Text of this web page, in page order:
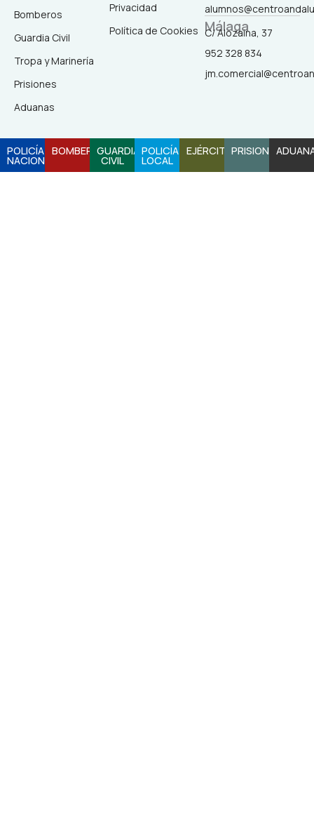
- m
Bomberos
Guardia Civil
Tropa y Marinería
Prisiones
Aduanas
Privacidad
Política de Cookies Málaga
C/ Alozaina, 37
952 328 834
POLICÍA
NACIONAL
BOMBEROSGUARDIA
CIVIL
POLICÍA
LOCAL
EJÉRCITOPRISIONES